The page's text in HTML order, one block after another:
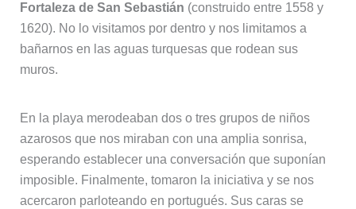
Fortaleza de San Sebastián (construido entre 1558 y
1620). No lo visitamos por dentro y nos limitamos a
bañarnos en las aguas turquesas que rodean sus
muros.
En la playa merodeaban dos o tres grupos de niños
azarosos que nos miraban con una amplia sonrisa,
esperando establecer una conversación que suponían
imposible. Finalmente, tomaron la iniciativa y se nos
acercaron parloteando en portugués. Sus caras se